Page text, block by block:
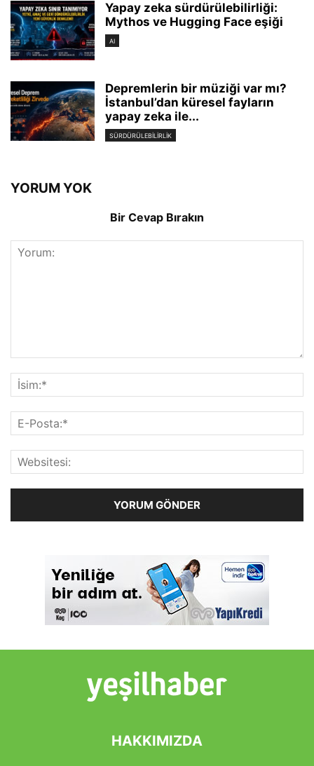
Yapay zeka sürdürülebilirliği:
Mythos ve Hugging Face eşiği
AI
Depremlerin bir müziği var mı?
İstanbul’dan küresel fayların
yapay zeka ile...
SÜRDÜRÜLEBILIRLIK
YORUM YOK
Bir Cevap Bırakın
HAKKIMIZDA